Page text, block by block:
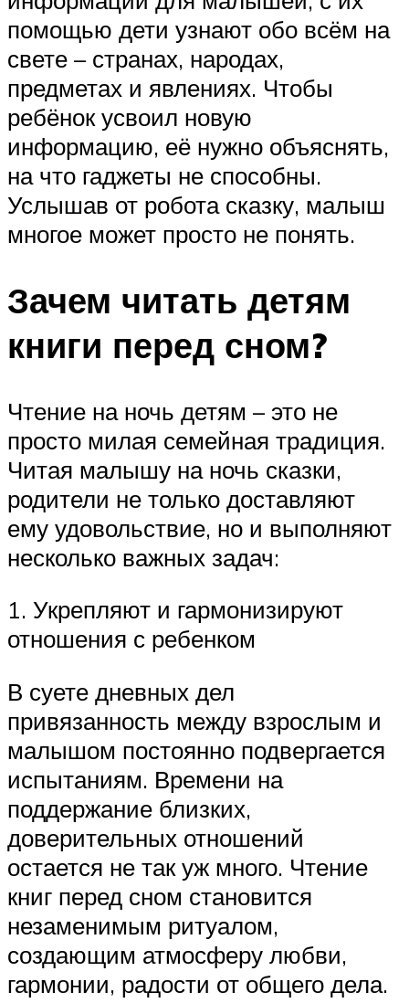
помощью дети узнают обо всём на
свете – странах, народах,
предметах и явлениях. Чтобы
ребёнок усвоил новую
информацию, её нужно объяснять,
на что гаджеты не способны.
Услышав от робота сказку, малыш
многое может просто не понять.
Зачем читать детям
книги перед сном?
Чтение на ночь детям – это не
просто милая семейная традиция.
Читая малышу на ночь сказки,
родители не только доставляют
ему удовольствие, но и выполняют
несколько важных задач:
1. Укрепляют и гармонизируют
отношения с ребенком
В суете дневных дел
привязанность между взрослым и
малышом постоянно подвергается
испытаниям. Времени на
поддержание близких,
доверительных отношений
остается не так уж много. Чтение
книг перед сном становится
незаменимым ритуалом,
создающим атмосферу любви,
гармонии, радости от общего дела.